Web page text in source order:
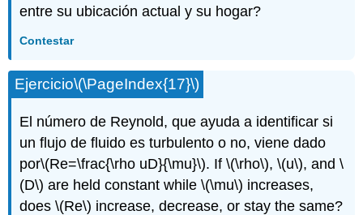
entre su ubicación actual y su hogar?
Contestar
Ejercicio\(\PageIndex{17}\)
El número de Reynold, que ayuda a identificar si
un flujo de fluido es turbulento o no, viene dado
por\(Re=\frac{\rho uD}{\mu}\). If\(\rho\),\(u\), and\
(D\) are held constant while\(\mu\) increases,
does\(Re\) increase, decrease, or stay the same?